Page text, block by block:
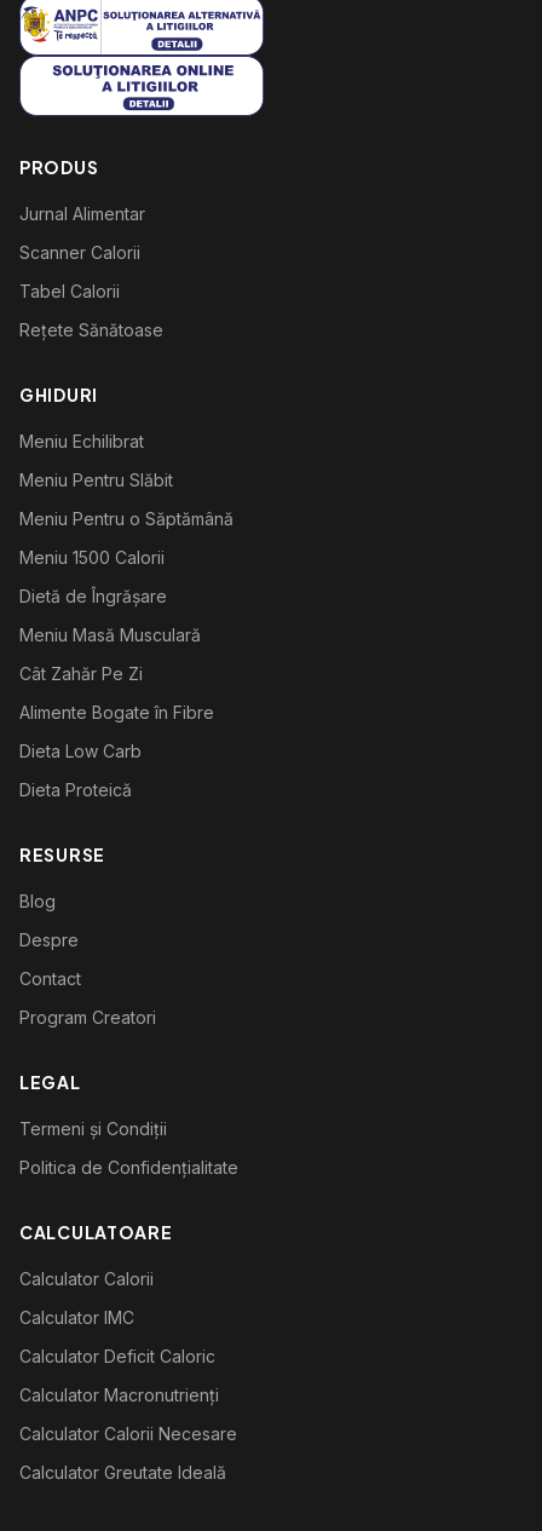
PRODUS
Jurnal Alimentar
Scanner Calorii
Tabel Calorii
Rețete Sănătoase
GHIDURI
Meniu Echilibrat
Meniu Pentru Slăbit
Meniu Pentru o Săptămână
Meniu 1500 Calorii
Dietă de Îngrășare
Meniu Masă Musculară
Cât Zahăr Pe Zi
Alimente Bogate în Fibre
Dieta Low Carb
Dieta Proteică
RESURSE
Blog
Despre
Contact
Program Creatori
LEGAL
Termeni și Condiții
Politica de Confidențialitate
CALCULATOARE
Calculator Calorii
Calculator IMC
Calculator Deficit Caloric
Calculator Macronutrienți
Calculator Calorii Necesare
Calculator Greutate Ideală